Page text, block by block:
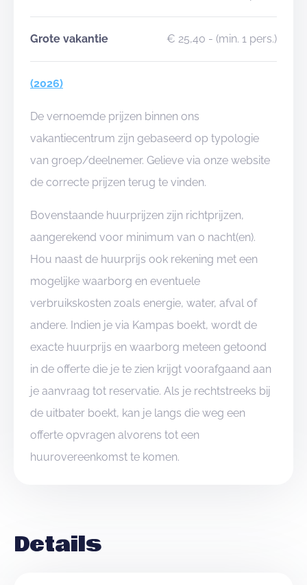
Grote vakantie € 25,40 - (min. 1 pers.)
(2026)
De vernoemde prijzen binnen ons
vakantiecentrum zijn gebaseerd op typologie
van groep/deelnemer. Gelieve via onze website
de correcte prijzen terug te vinden.
Bovenstaande huurprijzen zijn richtprijzen,
aangerekend voor minimum van 0 nacht(en).
Hou naast de huurprijs ook rekening met een
mogelijke waarborg en eventuele
verbruikskosten zoals energie, water, afval of
andere. Indien je via Kampas boekt, wordt de
exacte huurprijs en waarborg meteen getoond
in de offerte die je te zien krijgt voorafgaand aan
je aanvraag tot reservatie. Als je rechtstreeks bij
de uitbater boekt, kan je langs die weg een
offerte opvragen alvorens tot een
huurovereenkomst te komen.
Details